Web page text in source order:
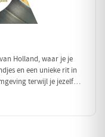
Holland, waar je je
en een unieke rit in
terwijl je jezelf
voor de fijnproever en